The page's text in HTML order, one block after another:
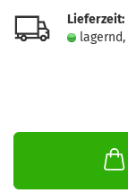
Lieferzeit: